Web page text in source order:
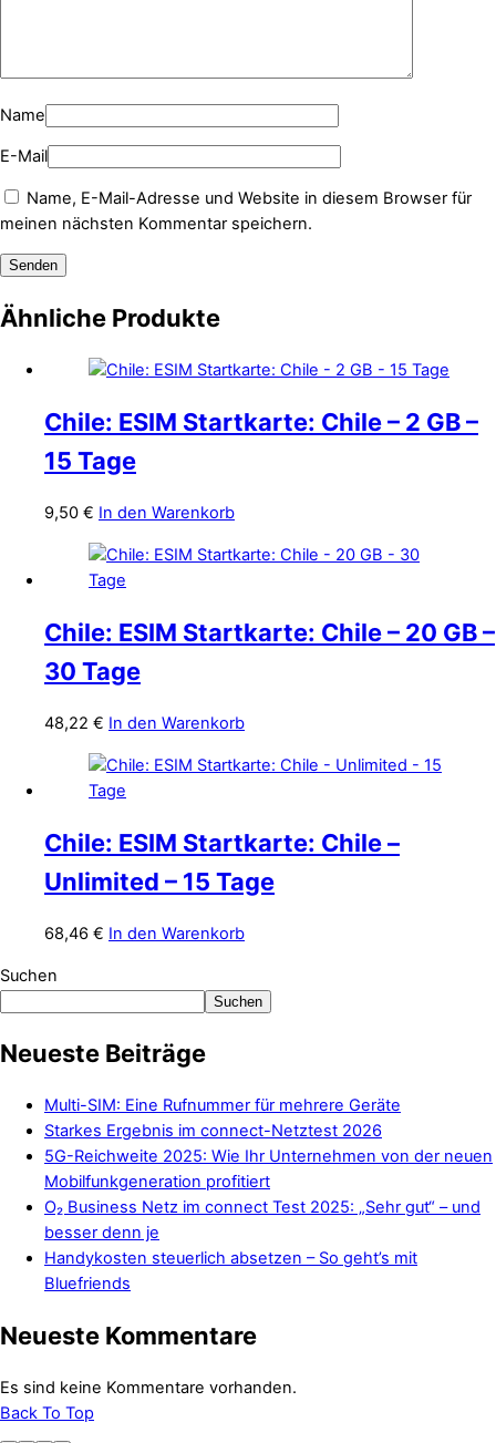
Name
E-Mail
Name, E-Mail-Adresse und Website in diesem Browser für
meinen nächsten Kommentar speichern.
Ähnliche Produkte
Chile: ESIM Startkarte: Chile – 2 GB –
15 Tage
9,50 € In den Warenkorb
Chile: ESIM Startkarte: Chile – 20 GB –
30 Tage
48,22 € In den Warenkorb
Chile: ESIM Startkarte: Chile –
Unlimited – 15 Tage
68,46 € In den Warenkorb
Suchen
Suchen
Neueste Beiträge
Multi-SIM: Eine Rufnummer für mehrere Geräte
Starkes Ergebnis im connect-Netztest 2026
5G-Reichweite 2025: Wie Ihr Unternehmen von der neuen
Mobilfunkgeneration profitiert
O₂ Business Netz im connect Test 2025: „Sehr gut“ – und
besser denn je
Handykosten steuerlich absetzen – So geht’s mit
Bluefriends
Neueste Kommentare
Es sind keine Kommentare vorhanden.
Back To Top